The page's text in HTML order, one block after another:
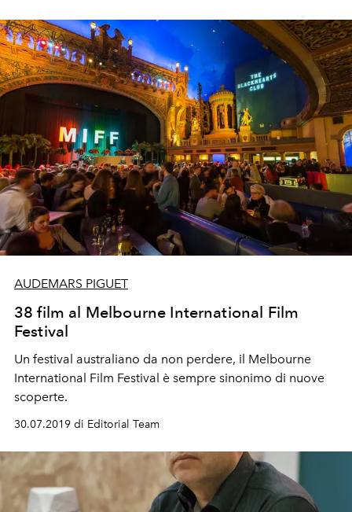
AUDEMARS PIGUET
38 film al Melbourne International Film
Festival
Un festival australiano da non perdere, il Melbourne
International Film Festival è sempre sinonimo di nuove
scoperte.
30.07.2019 di Editorial Team